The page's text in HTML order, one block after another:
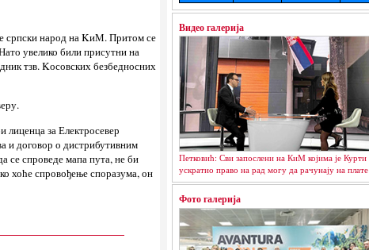
Видео галерија
Петковић: Сви запослени на КиМ којима је Курти
ускратио право на рад могу да рачунају на плате
Фото галерија
српски народ на KиМ. Притом се
увелико били присутни на
тзв. Kосовских безбедносних
лиценца за Електросевер
и договор о дистрибутивним
се спроведе мапа пута, не би
хоће спровођење споразума, он